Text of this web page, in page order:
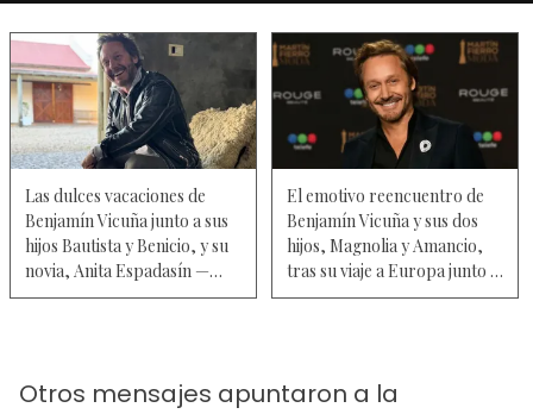
Las dulces vacaciones de
Benjamín Vicuña junto a sus
hijos Bautista y Benicio, y su
novia, Anita Espadasín —
Fotos
El emotivo reencuentro de
Benjamín Vicuña y sus dos
hijos, Magnolia y Amancio,
tras su viaje a Europa junto a
la China Suárez — Fotos
Otros mensajes apuntaron a la